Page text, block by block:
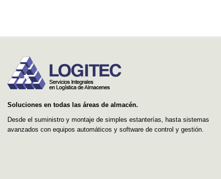
Soluciones en todas las áreas de almacén.
Desde el suministro y montaje de simples estanterías, hasta sistemas
avanzados con equipos automáticos y software de control y gestión.